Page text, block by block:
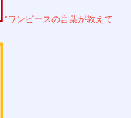
"ワンピースの言葉が教えて